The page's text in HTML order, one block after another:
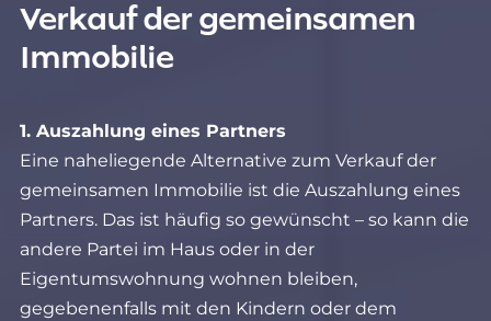
Verkauf der gemeinsamen
Immobilie
1. Auszahlung eines Partners
Eine naheliegende Alternative zum Verkauf der
gemeinsamen Immobilie ist die Auszahlung eines
Partners. Das ist häufig so gewünscht – so kann die
andere Partei im Haus oder in der
Eigentumswohnung wohnen bleiben,
gegebenenfalls mit den Kindern oder dem